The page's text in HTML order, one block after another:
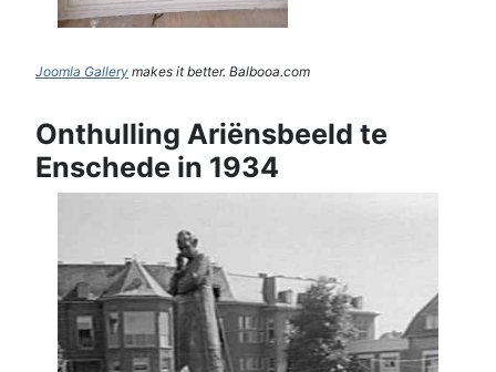
Joomla Gallery makes it better. Balbooa.com
Onthulling Ariënsbeeld te
Enschede in 1934